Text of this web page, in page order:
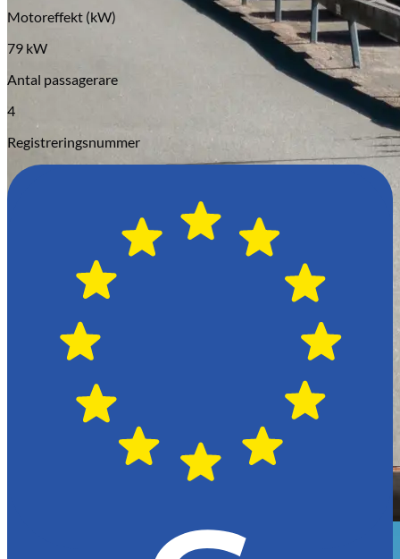
Motoreffekt (kW)
79 kW
Antal passagerare
4
Registreringsnummer